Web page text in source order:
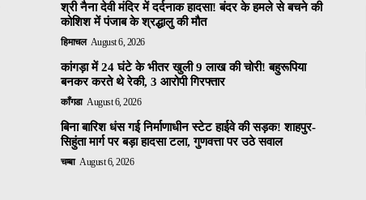
श्री नैना देवी मंदिर में दर्दनाक हादसा! बंदर के हमले से बचने की
कोशिश में पंजाब के श्रद्धालु की मौत
हिमाचल August 6, 2026
कांगड़ा में 24 घंटे के भीतर खुली 9 लाख की चोरी! बहुरूपिया
बनकर करते थे रेकी, 3 आरोपी गिरफ्तार
काँगडा August 6, 2026
बिना बारिश धंस गई निर्माणाधीन स्टेट हाईवे की सड़क! शाहपुर-
सिहुंता मार्ग पर बड़ा हादसा टला, गुणवत्ता पर उठे सवाल
चम्बा August 6, 2026